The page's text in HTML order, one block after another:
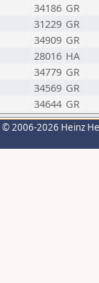
34186 GR
31229 GR
34909 GR
28016 HA
34779 GR
34569 GR
34644 GR
© 2006-2026 Heinz